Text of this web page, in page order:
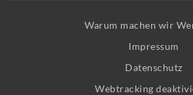
Warum machen wir
Impressum
Datenschutz
Webtracking